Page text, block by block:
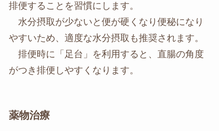
排便することを習慣にします。
水分摂取が少ないと便が硬くなり便秘になり
やすいため、適度な水分摂取も推奨されます。
排便時に「足台」を利用すると、直腸の角度
がつき排便しやすくなります。
薬物治療